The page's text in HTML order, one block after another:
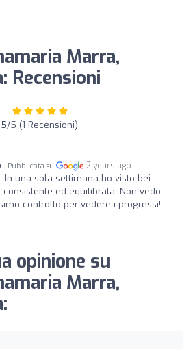
Marra,
Recensioni
5/5 (1 Recensioni)
Pubblicata su 2 years ago
In una sola settimana ho visto bei
ed equilibrata. Non vedo
controllo per vedere i progressi!
opinione su
Marra,